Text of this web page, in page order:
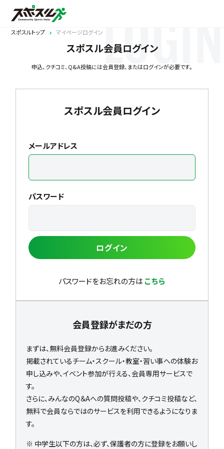
スポスルトップ マイページログイン
スポスル会員ログイン
申込、クチコミ、Q&A投稿には会員登録、またはログインが必要です。
LOGIN
スポスル会員ログイン
メールアドレス
パスワード
ログイン
パスワードをお忘れの方は こちら
会員登録がまだの方
まずは、無料会員登録からお進みください。
掲載されているチーム・スクール・教室・習い事への体験お
申し込みや、イベント参加が行える、会員専用サービスで
す。
さらに、みんなのQ＆Aへの質問投稿や、クチコミ投稿など、
無料で会員ならではのサービスを利用できるようになりま
す。
※ 中学生以下の方は、必ず、保護者の方に登録をお願いし